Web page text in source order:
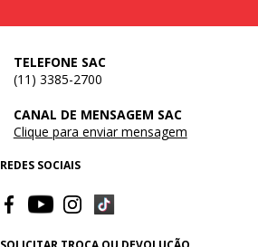
TELEFONE SAC
(11) 3385-2700
CANAL DE MENSAGEM SAC
Clique para enviar mensagem
REDES SOCIAIS